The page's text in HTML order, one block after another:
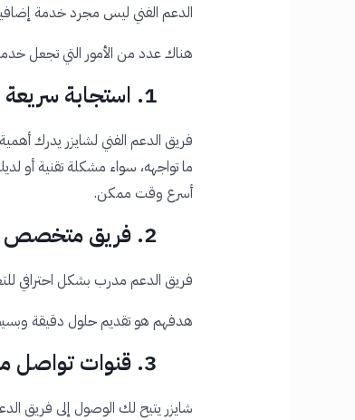
الدعم الفني ليس مجرد خدمة
هناك عدد من الأمور التي تجعل
1. استجابة سريعة لحل المشكلات
فريق الدعم الفني لشايزر يدرك
ما تواجهه، سواء مشكلة تقنية أو
أسرع وقت ممكن.
2. فريق متخصص بخدمة العملاء
فريق الدعم مدرب بشكل احترافي
هدفهم هو تقديم حلول دقيقة
3. قنوات تواصل متعددة
شايزر يتيح لك الوصول إلى فريق